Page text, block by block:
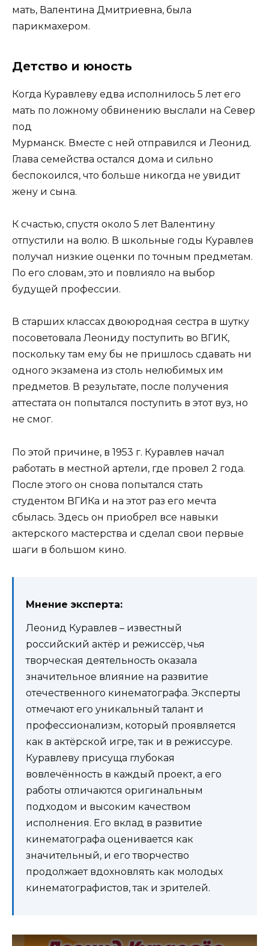
мать, Валентина Дмитриевна, была
парикмахером.
Детство и юность
Когда Куравлеву едва исполнилось 5 лет его
мать по ложному обвинению выслали на Север
под
Мурманск. Вместе с ней отправился и Леонид.
Глава семейства остался дома и сильно
беспокоился, что больше никогда не увидит
жену и сына.
К счастью, спустя около 5 лет Валентину
отпустили на волю. В школьные годы Куравлев
получал низкие оценки по точным предметам.
По его словам, это и повлияло на выбор
будущей профессии.
В старших классах двоюродная сестра в шутку
посоветовала Леониду поступить во ВГИК,
поскольку там ему бы не пришлось сдавать ни
одного экзамена из столь нелюбимых им
предметов. В результате, после получения
аттестата он попытался поступить в этот вуз, но
не смог.
По этой причине, в 1953 г. Куравлев начал
работать в местной артели, где провел 2 года.
После этого он снова попытался стать
студентом ВГИКа и на этот раз его мечта
сбылась. Здесь он приобрел все навыки
актерского мастерства и сделал свои первые
шаги в большом кино.
Мнение эксперта:
Леонид Куравлев – известный
российский актёр и режиссёр, чья
творческая деятельность оказала
значительное влияние на развитие
отечественного кинематографа. Эксперты
отмечают его уникальный талант и
профессионализм, который проявляется
как в актёрской игре, так и в режиссуре.
Куравлеву присуща глубокая
вовлечённость в каждый проект, а его
работы отличаются оригинальным
подходом и высоким качеством
исполнения. Его вклад в развитие
кинематографа оценивается как
значительный, и его творчество
продолжает вдохновлять как молодых
кинематографистов, так и зрителей.